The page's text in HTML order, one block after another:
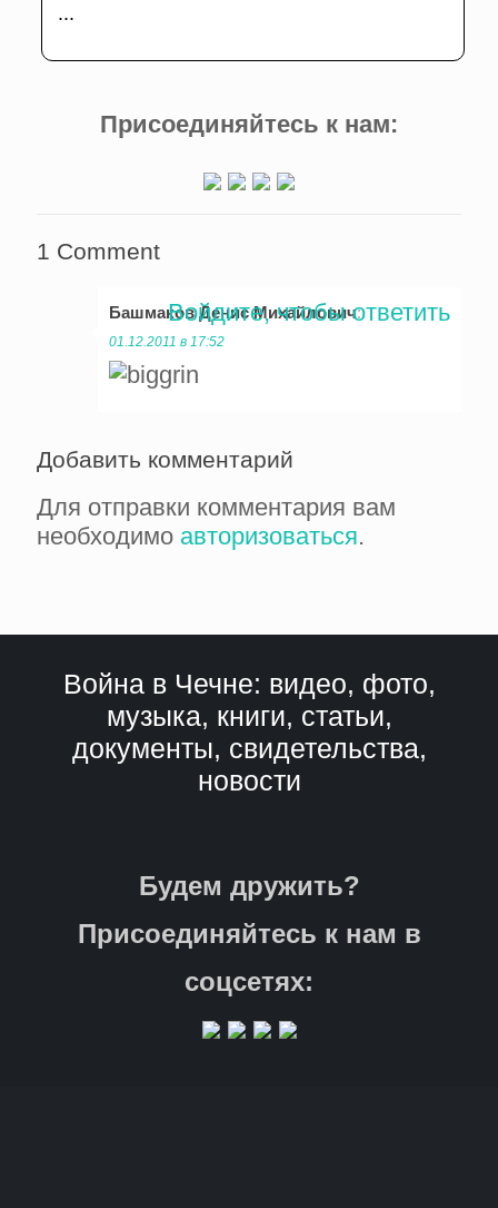
...
Присоединяйтесь к нам:
1 Comment
Башмаков Денис Михайлович:
01.12.2011 в 17:52
Войдите, чтобы ответить
Добавить комментарий
Для отправки комментария вам
необходимо авторизоваться.
Война в Чечне: видео, фото,
музыка, книги, статьи,
документы, свидетельства,
новости
Будем дружить?
Присоединяйтесь к нам в
соцсетях: